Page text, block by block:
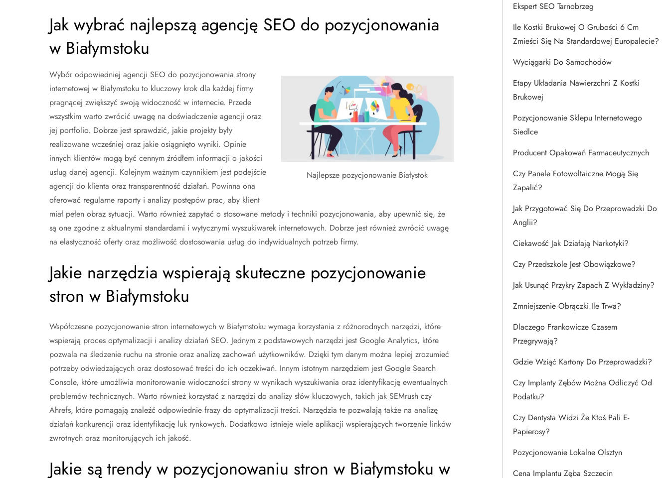
Jak wybrać najlepszą agencję SEO do pozycjonowania
w Białymstoku
Najlepsze pozycjonowanie Białystok
Wybór odpowiedniej agencji SEO do pozycjonowania strony
internetowej w Białymstoku to kluczowy krok dla każdej firmy
pragnącej zwiększyć swoją widoczność w internecie. Przede
wszystkim warto zwrócić uwagę na doświadczenie agencji oraz
jej portfolio. Dobrze jest sprawdzić, jakie projekty były
realizowane wcześniej oraz jakie osiągnięto wyniki. Opinie
innych klientów mogą być cennym źródłem informacji o jakości
usług danej agencji. Kolejnym ważnym czynnikiem jest podejście
agencji do klienta oraz transparentność działań. Powinna ona
oferować regularne raporty i analizy postępów prac, aby klient
miał pełen obraz sytuacji. Warto również zapytać o stosowane metody i techniki pozycjonowania, aby upewnić się, że
są one zgodne z aktualnymi standardami i wytycznymi wyszukiwarek internetowych. Dobrze jest również zwrócić uwagę
na elastyczność oferty oraz możliwość dostosowania usług do indywidualnych potrzeb firmy.
Jakie narzędzia wspierają skuteczne pozycjonowanie
stron w Białymstoku
Współczesne pozycjonowanie stron internetowych w Białymstoku wymaga korzystania z różnorodnych narzędzi, które
wspierają proces optymalizacji i analizy działań SEO. Jednym z podstawowych narzędzi jest Google Analytics, które
pozwala na śledzenie ruchu na stronie oraz analizę zachowań użytkowników. Dzięki tym danym można lepiej zrozumieć
potrzeby odwiedzających oraz dostosować treści do ich oczekiwań. Innym istotnym narzędziem jest Google Search
Console, które umożliwia monitorowanie widoczności strony w wynikach wyszukiwania oraz identyfikację ewentualnych
problemów technicznych. Warto również korzystać z narzędzi do analizy słów kluczowych, takich jak SEMrush czy
Ahrefs, które pomagają znaleźć odpowiednie frazy do optymalizacji treści. Narzędzia te pozwalają także na analizę
działań konkurencji oraz identyfikację luk rynkowych. Dodatkowo istnieje wiele aplikacji wspierających tworzenie linków
zwrotnych oraz monitorujących ich jakość.
Jakie są trendy w pozycjonowaniu stron w Białymstoku w
Ekspert SEO Tarnobrzeg
Ile Kostki Brukowej O Grubości 6 Cm
Zmieści Się Na Standardowej Europalecie?
Wyciągarki Do Samochodów
Etapy Układania Nawierzchni Z Kostki
Brukowej
Pozycjonowanie Sklepu Internetowego
Siedlce
Producent Opakowań Farmaceutycznych
Czy Panele Fotowoltaiczne Mogą Się
Zapalić?
Jak Przygotować Się Do Przeprowadzki Do
Anglii?
Ciekawość Jak Działają Narkotyki?
Czy Przedszkole Jest Obowiązkowe?
Jak Usunąć Przykry Zapach Z Wykładziny?
Zmniejszenie Obrączki Ile Trwa?
Dlaczego Frankowicze Czasem
Przegrywają?
Gdzie Wziąć Kartony Do Przeprowadzki?
Czy Implanty Zębów Można Odliczyć Od
Podatku?
Czy Dentysta Widzi Że Ktoś Pali E-
Papierosy?
Pozycjonowanie Lokalne Olsztyn
Cena Implantu Zęba Szczecin